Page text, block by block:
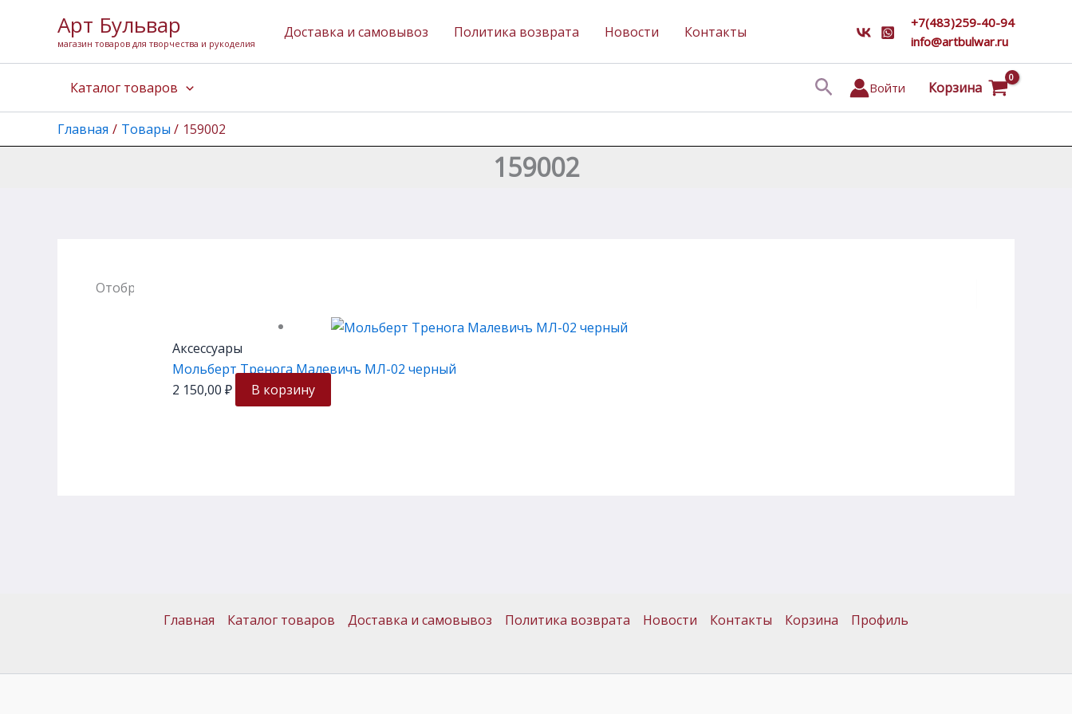
содержимому
Арт Бульвар
магазин товаров для творчества и рукоделия
Доставка и самовывоз Политика возврата Новости Контакты
+7(483)259-40-94
info@artbulwar.ru
Каталог товаров ПоискВойти Корзина
Главная Товары 159002
159002
Отображение единственного товара
Аксессуары
Мольберт Тренога Малевичъ МЛ-02 черный
2 150,00 ₽ В корзину
Главная Каталог товаров Доставка и самовывоз Политика возврата Новости Контакты Корзина Профиль